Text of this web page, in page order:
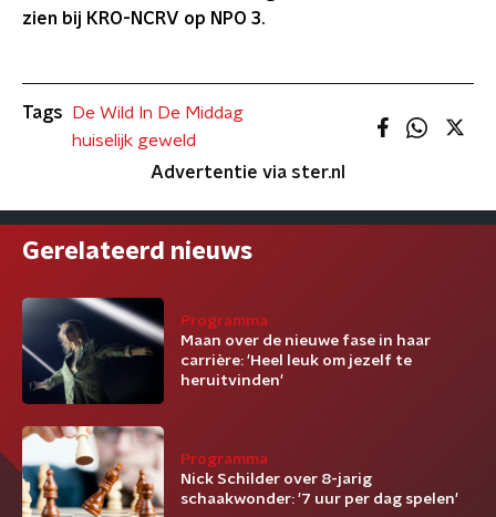
zien bij KRO-NCRV op NPO 3.
Tags
De Wild In De Middag
huiselijk geweld
Advertentie via ster.nl
Gerelateerd nieuws
Programma
Maan over de nieuwe fase in haar
carrière: 'Heel leuk om jezelf te
heruitvinden'
Programma
Nick Schilder over 8-jarig
schaakwonder: '7 uur per dag spelen'